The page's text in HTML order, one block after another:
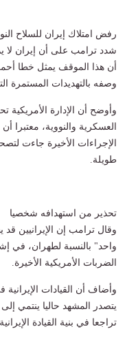
رفض امتلاك إيران للسلاح
شدد ترامب على أن إيران لا
أن هذا الموقف يمثل خطا
وصفه بالتهديدات المستمرة
وأوضح أن الإدارة الأمريكية
العسكرية والنووية، معتبرا
الإجراءات الأخيرة جاءت
طويلة.
تحذير من استهدافه شخصيا
وقال ترامب إن الإيرانيين
واحد" بالنسبة لطهران، في
الضربات الأمريكية الأخيرة.
وأضاف أن القيادات
يتصدر المشهد حاليا ينتمي
تراجعا في بنية القيادة